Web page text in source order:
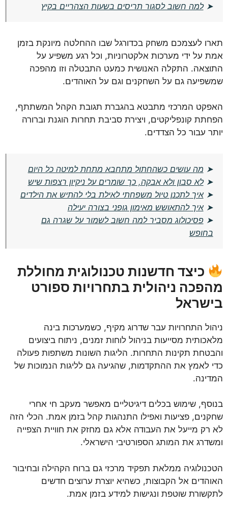
➤למה חשוב לסגור תריסים בשעות הצהריים בקיץ
תארו לעצמכם משחק בכדורגל שבו ההחלטה מיונקת בזמן
אמת על ידי מערכות אלקטרוניות, וכל רגע משפיע על
התוצאה. התקלה האנושית כמעט התבטלה וזו מהפכה
שמשפיעה גם על השחקנים וגם על האוהדים.
האפקט המרכזי מתבטא בהגברת תגובת הקהל המשתתף,
הפחתת קונפליקטים, ויצירת סביבת תחרות הוגנת וברורה
יותר עבור כל הצדדים.
➤ מה עושים כשהחתול מתחבא מתחת למיטה כל היום
➤לא סבון ולא אבקה, כך שומרים על ניקיון רצפות שיש
➤איך לתכנן טיול משפחתי לאילת בלי להתיש את הילדים
➤איך להתאושש מאימון גופני בצורה יעילה
➤פסיכולוג מסביר למה חשוב לשמור על שגרה גם
בחופש
כיצד חדשנות טכנולוגית מחוללת
מהפכה ניהולית בתחרויות ספורט
בישראל
ניהול התחרויות עבר שדרוג מקיף, כשמערכות בינה
מלאכותית מסייעות בניהול לוחות זמנים, ניתוח ביצועים
והבטחת תקינות התחרות. הליגות השונות משתפות פעולה
כדי לאמץ את ההתקדמות, שהגיעה גם לליגות הנמוכות של
המדינה.
בנוסף, שימוש בכלים דיגיטליים מאפשר מעקב חי אחרי
שחקנים, פציעות ואפילו התנהגות קהל בזמן אמת. הכלי הזה
לא רק מייעל את העבודה אלא גם מחזק את חוויית הצפייה
ומשדרג את המותג הספורטיבי הישראלי.
הטכנולוגיה ממלאת תפקיד מרכזי גם ברוח הקהילה ובחיבור
האוהדים אל הקבוצות, כשהיא יוצרת ערוצים חדשים
לתקשורת שוטפת ונגישות למידע בזמן אמת.